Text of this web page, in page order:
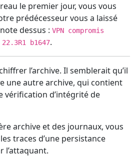
le premier jour, vous vous
prédécesseur vous a laissé
dessus : VPN compromis
b1647.
l’archive. Il semblerait qu’il
une autre archive, qui contient
vérification d’intégrité de
archive et des journaux, vous
traces d’une persistance
l’attaquant.